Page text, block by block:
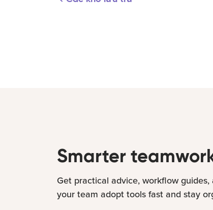
Smarter
Get practical advice, workflow
your team adopt tools fast and stay